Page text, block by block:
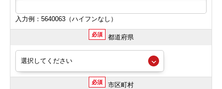
入力例：5640063（ハイフンなし）
必須 都道府県
必須 市区町村